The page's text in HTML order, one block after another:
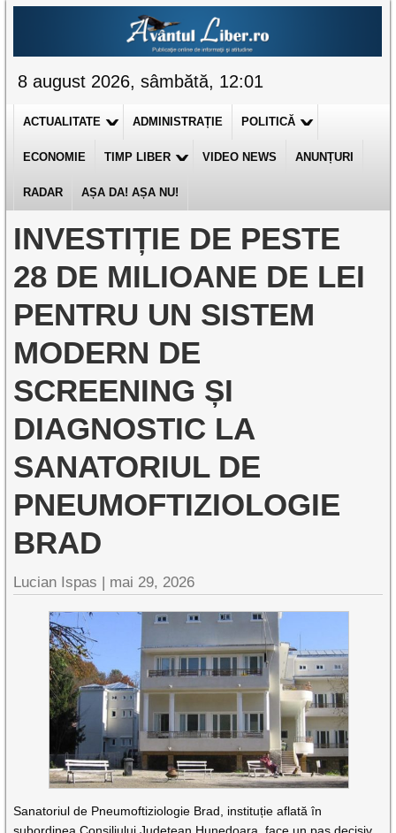
8 august 2026, sâmbătă, 12:01
ACTUALITATE ADMINISTRAȚIE POLITICĂ
ECONOMIE TIMP LIBER VIDEO NEWS ANUNȚURI
RADAR AȘA DA! AȘA NU!
INVESTIȚIE DE PESTE
28 DE MILIOANE DE LEI
PENTRU UN SISTEM
MODERN DE
SCREENING ȘI
DIAGNOSTIC LA
SANATORIUL DE
PNEUMOFTIZIOLOGIE
BRAD
Lucian Ispas | mai 29, 2026
Sanatoriul de Pneumoftiziologie Brad, instituție aflată în